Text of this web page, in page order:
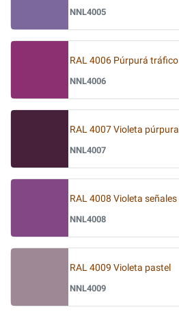
NNL4005
RAL 4006 Púrpurá tráfico
NNL4006
RAL 4007 Violeta púrpura
NNL4007
RAL 4008 Violeta señales
NNL4008
RAL 4009 Violeta pastel
NNL4009